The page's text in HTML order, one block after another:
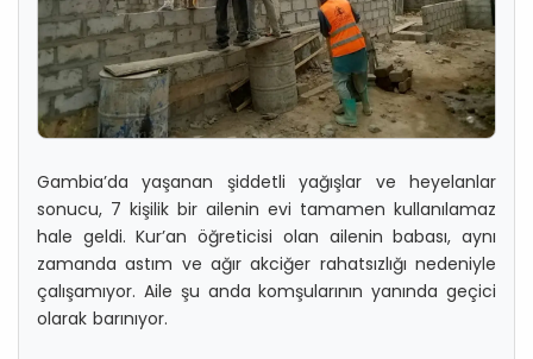
Gambia’da yaşanan şiddetli yağışlar ve heyelanlar
sonucu, 7 kişilik bir ailenin evi tamamen kullanılamaz
hale geldi. Kur’an öğreticisi olan ailenin babası, aynı
zamanda astım ve ağır akciğer rahatsızlığı nedeniyle
çalışamıyor. Aile şu anda komşularının yanında geçici
olarak barınıyor.